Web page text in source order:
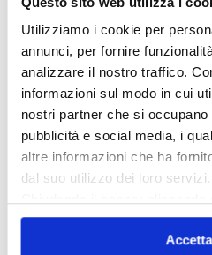
Utilizziamo i cookie per
annunci, per fornire
analizzare il nostro traffico.
informazioni sul modo in cui
nostri partner che si
pubblicità e social media, i
altre informazioni che ha
dal suo utilizzo dei loro servizi.
solo i cookie necessari.
〉 5 ragioni per